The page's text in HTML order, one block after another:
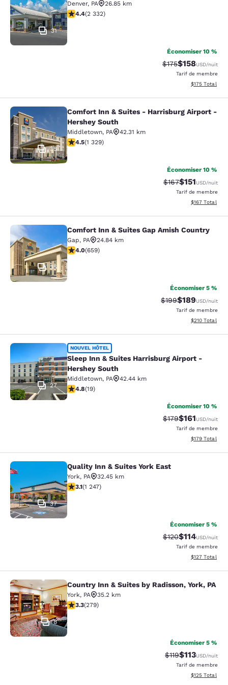
31
Denver, PA
26.85 km
4.41 étoiles. Excellent. 2332 commentaires
4.4(2 332)
Économiser 10 %
Tarif barré :
$175Tarif réduit :
$158USD/nuit
Tarif de membre
Afficher les
$175 Total
Comfort Inn & Suites - Harrisburg
35
Comfort Inn & Suites - Harrisburg Airport -
Hershey South
Middletown, PA
42.31 km
4.46 étoiles. Excellent. 1329 commentaires
4.5(1 329)
Économiser 10 %
Tarif barré :
$167Tarif réduit :
$151USD/nuit
Tarif de membre
Afficher les
$167 Total
Comfort Inn & Suites Gap Amish
35
Comfort Inn & Suites Gap Amish Country
Gap, PA
24.84 km
3.99 étoiles. Bien. 659 commentaires
4.0(659)
Économiser 5 %
Tarif barré :
$199Tarif réduit :
$189USD/nuit
Tarif de membre
Afficher les
$210 Total
Sleep Inn & Suites Harrisburg
27
NOUVEL HÔTEL
Sleep Inn & Suites Harrisburg Airport -
Hershey South
Middletown, PA
42.44 km
4.84 étoiles. Exceptionnel. 19 commentaires
4.8(19)
Économiser 10 %
Tarif barré :
$179Tarif réduit :
$161USD/nuit
Tarif de membre
Afficher les
$179 Total
Quality Inn & Suites York East
37
Quality Inn & Suites York East
York, PA
32.45 km
3.13 étoiles. Bien. 1247 commentaires
3.1(1 247)
Économiser 5 %
Tarif barré :
$120Tarif réduit :
$114USD/nuit
Tarif de membre
Afficher les
$127 Total
Country Inn & Suites by Radisson,
8
Country Inn & Suites by Radisson, York, PA
York, PA
35.2 km
3.32 étoiles. Bien. 279 commentaires
3.3(279)
Économiser 5 %
Tarif barré :
$119Tarif réduit :
$113USD/nuit
Tarif de membre
Afficher les
$125 Total